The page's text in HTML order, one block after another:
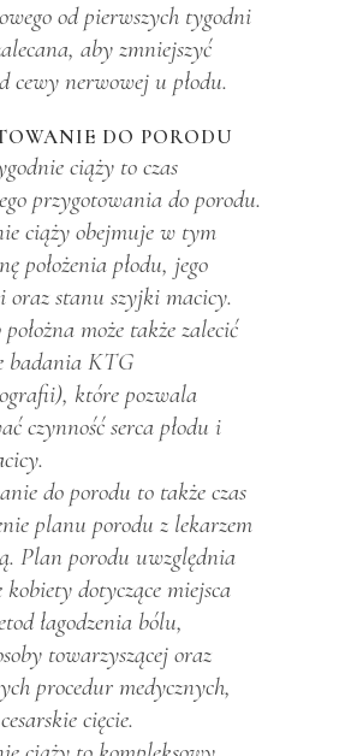
od pierwszych tygodni
aby zmniejszyć
cewy nerwowej u płodu.
DO PORODU
ciąży to czas
przygotowania do porodu.
ciąży obejmuje w tym
położenia płodu, jego
oraz stanu szyjki macicy.
może także zalecić
badania KTG
które pozwala
czynność serca płodu i
do porodu to także czas
planu porodu z lekarzem
Plan porodu uwzględnia
kobiety dotyczące miejsca
łagodzenia bólu,
towarzyszącej oraz
procedur medycznych,
cięcie.